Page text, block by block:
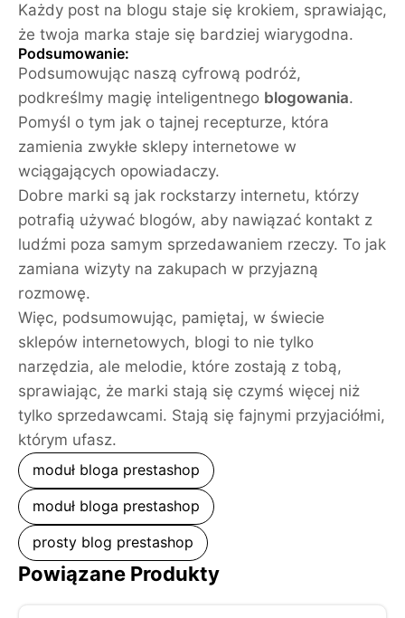
Każdy post na blogu staje się krokiem, sprawiając,
że twoja marka staje się bardziej wiarygodna.
Podsumowanie:
Podsumowując naszą cyfrową podróż,
podkreślmy magię inteligentnego blogowania.
Pomyśl o tym jak o tajnej recepturze, która
zamienia zwykłe sklepy internetowe w
wciągających opowiadaczy.
Dobre marki są jak rockstarzy internetu, którzy
potrafią używać blogów, aby nawiązać kontakt z
ludźmi poza samym sprzedawaniem rzeczy. To jak
zamiana wizyty na zakupach w przyjazną
rozmowę.
Więc, podsumowując, pamiętaj, w świecie
sklepów internetowych, blogi to nie tylko
narzędzia, ale melodie, które zostają z tobą,
sprawiając, że marki stają się czymś więcej niż
tylko sprzedawcami. Stają się fajnymi przyjaciółmi,
którym ufasz.
moduł bloga prestashop
moduł bloga prestashop
prosty blog prestashop
Powiązane Produkty